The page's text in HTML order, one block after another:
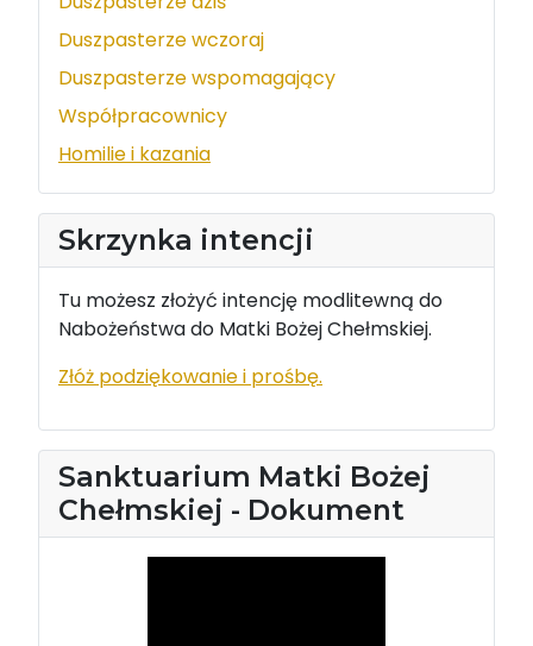
Duszpasterze wczoraj
Duszpasterze wspomagający
Współpracownicy
Homilie i kazania
Skrzynka intencji
Tu możesz złożyć intencję modlitewną do
Nabożeństwa do Matki Bożej Chełmskiej.
Złóż podziękowanie i prośbę.
Sanktuarium Matki Bożej
Chełmskiej - Dokument